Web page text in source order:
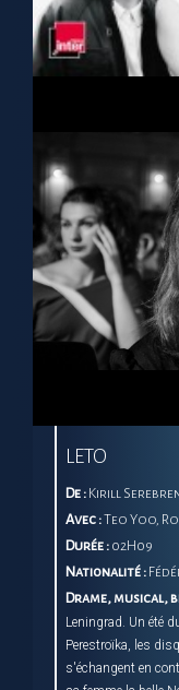
LETO
De : Kirill
Avec :Teo Yoo,
Durée : 02H09
Nationalité :
Drame, musical,
Leningrad. Un été
Perestroïka, les
s'échangent en